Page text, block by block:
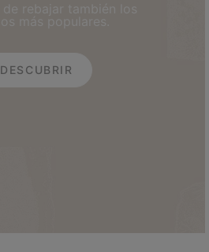
DESCUBRIR